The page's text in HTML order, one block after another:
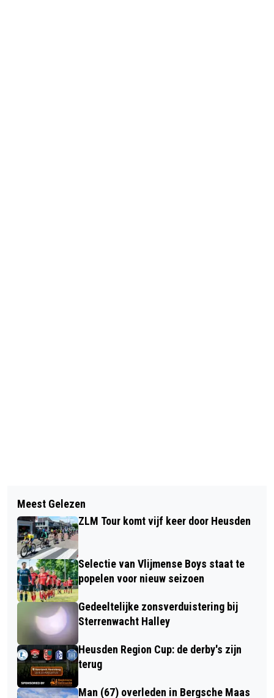
THEODOOR VAN DEN BRANDT IS
HAORENDAMMER VAN HET JAOR
2026
SPETTERENDE CARNAVALSOPTOCHT
BS DE VIJFHOEVEN GROOT SUCCES
Meest Gelezen
ZLM Tour komt vijf keer door Heusden
Selectie van Vlijmense Boys staat te
popelen voor nieuw seizoen
Gedeeltelijke zonsverduistering bij
Sterrenwacht Halley
Heusden Region Cup: de derby's zijn
terug
Man (67) overleden in Bergsche Maas